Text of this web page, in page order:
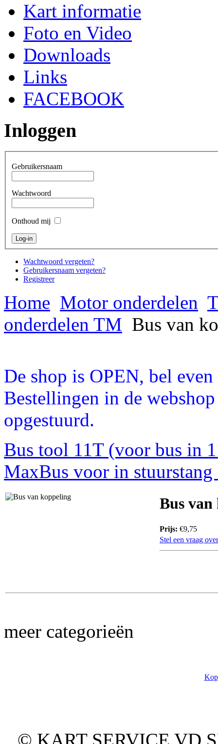
Kart informatie
Foto en Video
Downloads
Links
FACEBOOK
Inloggen
Gebruikersnaam
Wachtwoord
Onthoud mij
Wachtwoord vergeten?
Gebruikersnaam vergeten?
Registreer
Home Motor onderdelen
onderdelen TM Bus van
De shop is OPEN, bel
Bestellingen in de
opgestuurd.
Bus tool 11T (voor bus in
MaxBus voor in stuurstang
Bus
Prijs: €9,75
Stel een vraag
meer categorieën